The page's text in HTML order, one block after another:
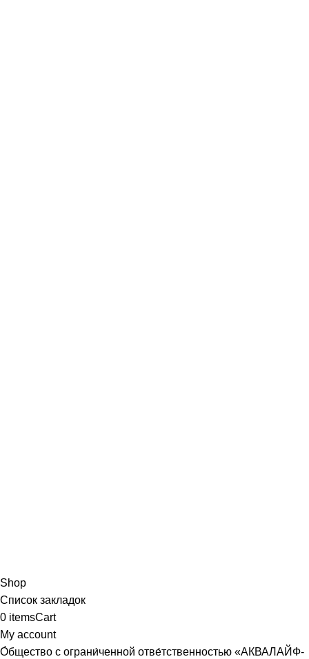
Shop
Список закладок
0 itemsCart
My account
О́бщество с ограни́ченной отве́тственностью «АКВАЛАЙФ-